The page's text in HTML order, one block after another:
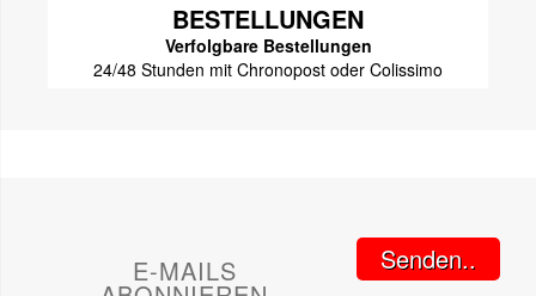
BESTELLUNGEN
Verfolgbare Bestellungen
24/48 Stunden mit Chronopost oder Colissimo
E-MAILS Senden..